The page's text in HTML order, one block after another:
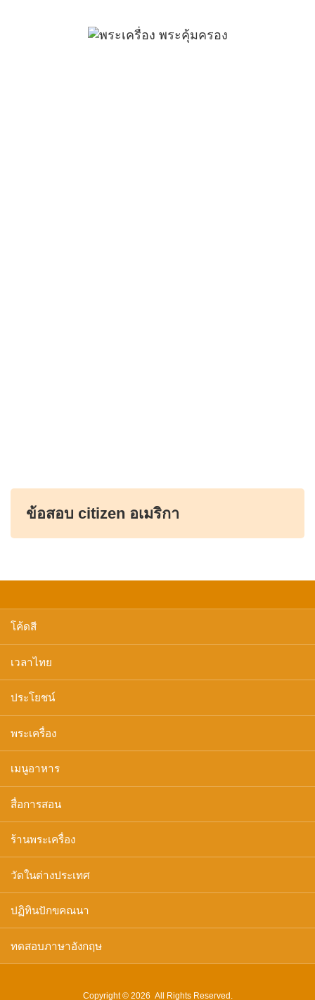
ข้อสอบ citizen อเมริกา
โค้ดสี
เวลาไทย
ประโยชน์
พระเครื่อง
เมนูอาหาร
สื่อการสอน
ร้านพระเครื่อง
วัดในต่างประเทศ
ปฏิทินปักขคณนา
ทดสอบภาษาอังกฤษ
Copyright © 2026 All Rights Reserved.